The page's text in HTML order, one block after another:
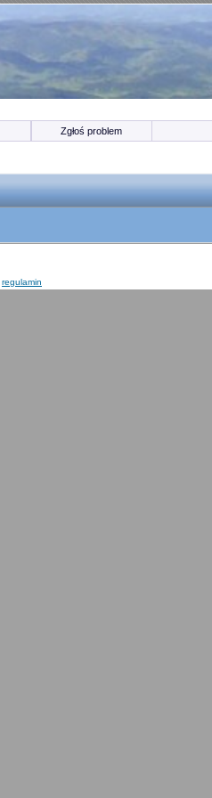
Zgłoś problem
regulamin